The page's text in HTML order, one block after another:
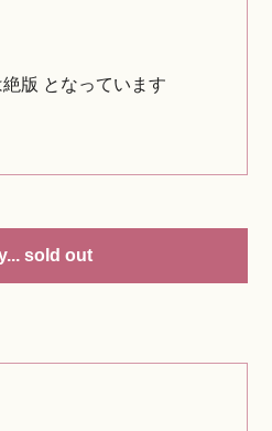
版 となっています
sold out